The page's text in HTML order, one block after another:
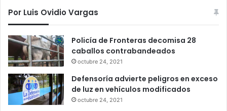
Por Luis Ovidio Vargas
Policía de Fronteras decomisa 28
caballos contrabandeados
octubre 24, 2021
Defensoría advierte peligros en exceso
de luz en vehículos modificados
octubre 24, 2021